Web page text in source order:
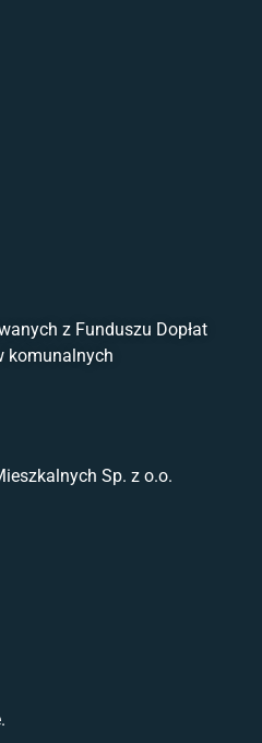
Sp. z o.o.
z Funduszu Dopłat
komunalnych